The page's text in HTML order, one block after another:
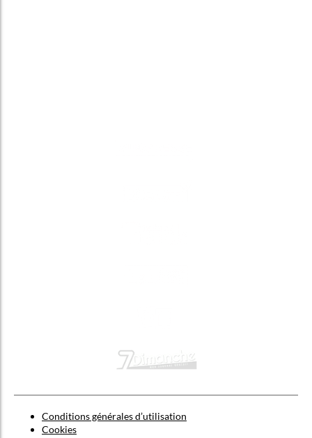
Conditions générales d’utilisation
Cookies